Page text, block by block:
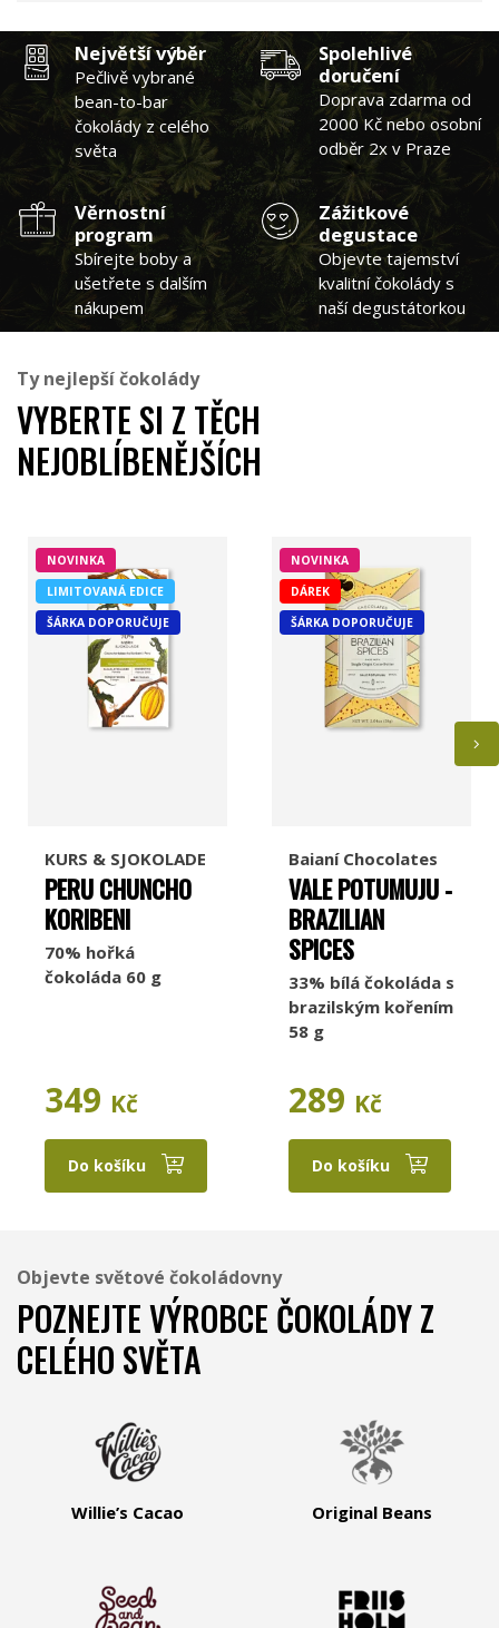
Největší výběr
Pečlivě vybrané
bean-to-bar
čokolády z celého
světa
Spolehlivé
doručení
Doprava zdarma od
2000 Kč nebo osobní
odběr 2x v Praze
Věrnostní
program
Sbírejte boby a
ušetřete s dalším
nákupem
Zážitkové
degustace
Objevte tajemství
kvalitní čokolády s
naší degustátorkou
Ty nejlepší čokolády
VYBERTE SI Z TĚCH
NEJOBLÍBENĚJŠÍCH
NOVINKA
LIMITOVANÁ EDICE
ŠÁRKA DOPORUČUJE
KURS & SJOKOLADE
PERU CHUNCHO
KORIBENI
70% hořká
čokoláda 60 g
349 Kč
Do košíku
NOVINKA
DÁREK
ŠÁRKA DOPORUČUJE
Baianí Chocolates
VALE POTUMUJU -
BRAZILIAN
SPICES
33% bílá čokoláda s
brazilským kořením
58 g
289 Kč
Do košíku
Objevte světové čokoládovny
POZNEJTE VÝROBCE ČOKOLÁDY Z
CELÉHO SVĚTA
Willie’s Cacao Original Beans